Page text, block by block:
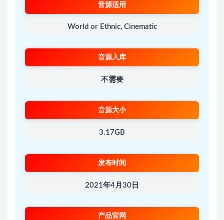
音源适用
World or Ethnic, Cinematic
音源入库
不需要
音源大小
3.17GB
发布时间
2021年4月30日
产品官网